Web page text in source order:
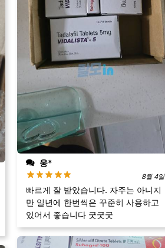
웅*
8월 4일
빠르게 잘 받았습니다. 자주는 아니지
만 일년에 한번씩은 꾸준히 사용하고
있어서 좋습니다 굿굿굿